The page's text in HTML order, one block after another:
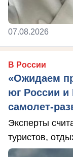
07.08.2026
В России
«Ожидаем
юг России
самолет-
Эксперты
туристов,